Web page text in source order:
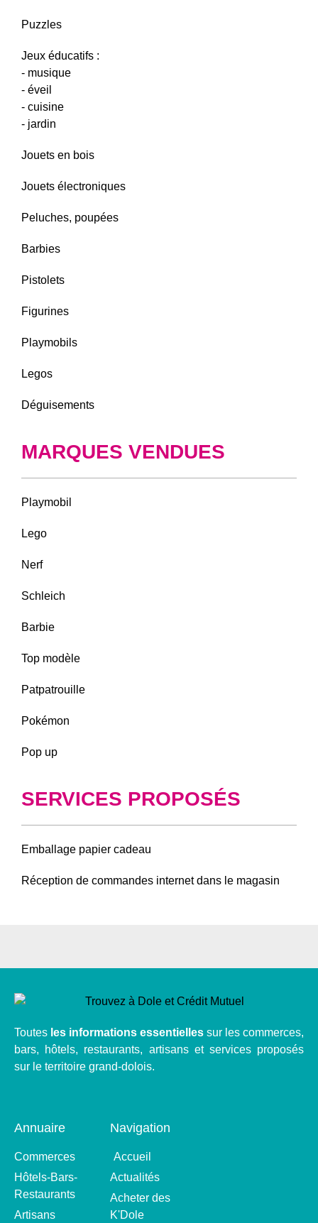
Puzzles
Jeux éducatifs :
- musique
- éveil
- cuisine
- jardin
Jouets en bois
Jouets électroniques
Peluches, poupées
Barbies
Pistolets
Figurines
Playmobils
Legos
Déguisements
MARQUES VENDUES
Playmobil
Lego
Nerf
Schleich
Barbie
Top modèle
Patpatrouille
Pokémon
Pop up
SERVICES PROPOSÉS
Emballage papier cadeau
Réception de commandes internet dans le magasin
Toutes les informations essentielles sur les commerces,
bars, hôtels, restaurants, artisans et services proposés
sur le territoire grand-dolois.
Annuaire
Commerces
Hôtels-Bars-
Restaurants
Artisans
Navigation
Accueil
Actualités
Acheter des
K'Dole